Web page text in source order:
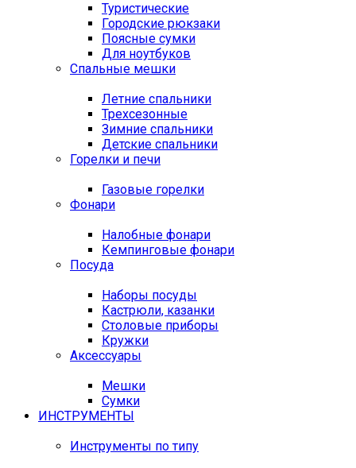
Туристические
Городские рюкзаки
Поясные сумки
Для ноутбуков
Спальные мешки
Летние спальники
Трехсезонные
Зимние спальники
Детские спальники
Горелки и печи
Газовые горелки
Фонари
Налобные фонари
Кемпинговые фонари
Посуда
Наборы посуды
Кастрюли, казанки
Столовые приборы
Кружки
Аксессуары
Мешки
Сумки
ИНСТРУМЕНТЫ
Инструменты по типу